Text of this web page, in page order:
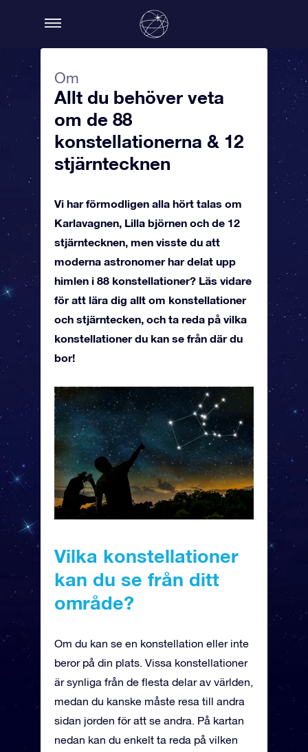
Om
Allt du behöver veta
om de 88
konstellationerna & 12
stjärntecknen
Vi har förmodligen alla hört talas om
Karlavagnen, Lilla björnen och de 12
stjärntecknen, men visste du att
moderna astronomer har delat upp
himlen i 88 konstellationer? Läs vidare
för att lära dig allt om konstellationer
och stjärntecken, och ta reda på vilka
konstellationer du kan se från där du
bor!
Vilka konstellationer
kan du se från ditt
område?
Om du kan se en konstellation eller inte
beror på din plats. Vissa konstellationer
är synliga från de flesta delar av världen,
medan du kanske måste resa till andra
sidan jorden för att se andra. På kartan
nedan kan du enkelt ta reda på vilken